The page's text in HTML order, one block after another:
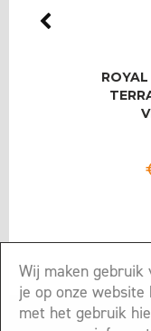
Wij maken gebruik
je op onze
met het gebruik